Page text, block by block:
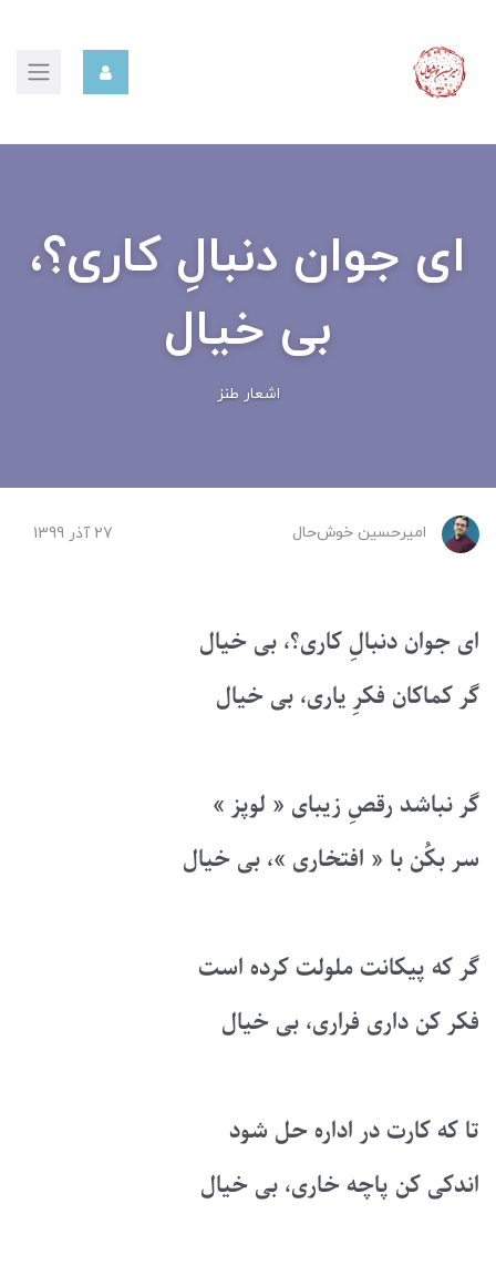
ای جوان دنبالِ کاری؟،
بی خیال
اشعار طنز
امیرحسین ‌خوش‌حال 27 آذر 1399
ای جوان دنبالِ کاری؟، بی خیال
گر کماکان فکرِ یاری، بی خیال
گر نباشد رقصِ زیبای « لوپز »
سر بکُن با « افتخاری »، بی خیال
گر که پیکانت ملولت کرده است
فکر کن داری فراری، بی خیال
تا که کارت در اداره حل شود
اندکی کن پاچه خاری، بی خیال